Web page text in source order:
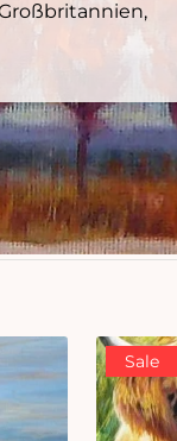
Sale